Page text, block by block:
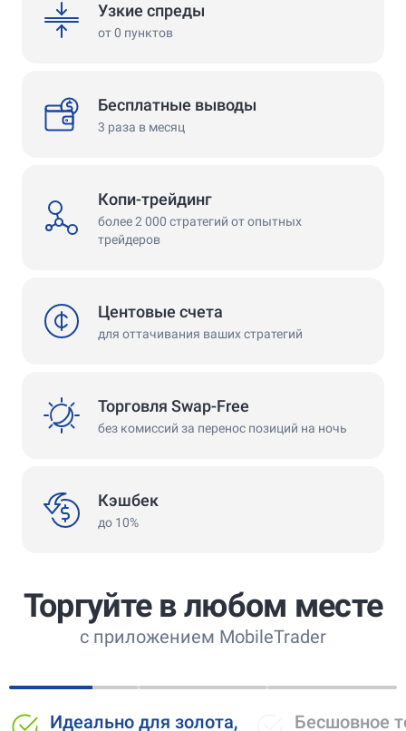
Узкие спреды
от 0 пунктов
Бесплатные выводы
3 раза в месяц
Копи-трейдинг
более 2 000 стратегий от опытных
трейдеров
Центовые счета
для оттачивания ваших стратегий
Торговля Swap-Free
без комиссий за перенос позиций на ночь
Кэшбек
до 10%
Торгуйте в любом месте
с приложением MobileTrader
золота,
Бесшовное торговое